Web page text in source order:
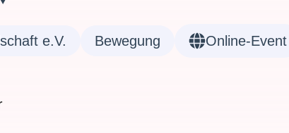
e.V. Bewegung Online-Event